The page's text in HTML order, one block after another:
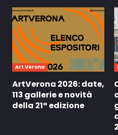
Art Verona
ArtVerona 2026: date,
113 gallerie e novità
della 21ª edizione